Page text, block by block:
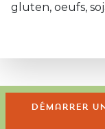
gluten, oeufs,
Démarrer